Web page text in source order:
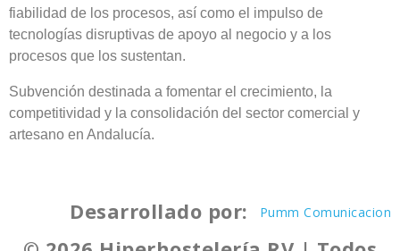
fiabilidad de los procesos, así como el impulso de
tecnologías disruptivas de apoyo al negocio y a los
procesos que los sustentan.
Subvención destinada a fomentar el crecimiento, la
competitividad y la consolidación del sector comercial y
artesano en Andalucía.
Desarrollado por: Pumm Comunicacion